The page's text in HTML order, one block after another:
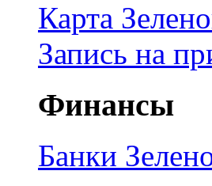
Карта
Запись на
Финансы
Банки